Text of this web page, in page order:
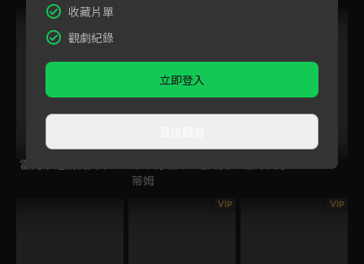
VIP
霍元甲之精武天下
蒂姆
VIP VIP
收藏片單
觀劇紀錄
立即登入